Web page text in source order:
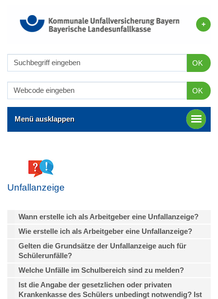
OK
OK
Menü ausklappen
Unfallanzeige
Wann erstelle ich als Arbeitgeber eine Unfallanzeige?
Wie erstelle ich als Arbeitgeber eine Unfallanzeige?
Gelten die Grundsätze der Unfallanzeige auch für
Schülerunfälle?
Welche Unfälle im Schulbereich sind zu melden?
Ist die Angabe der gesetzlichen oder privaten
Krankenkasse des Schülers unbedingt notwendig? Ist